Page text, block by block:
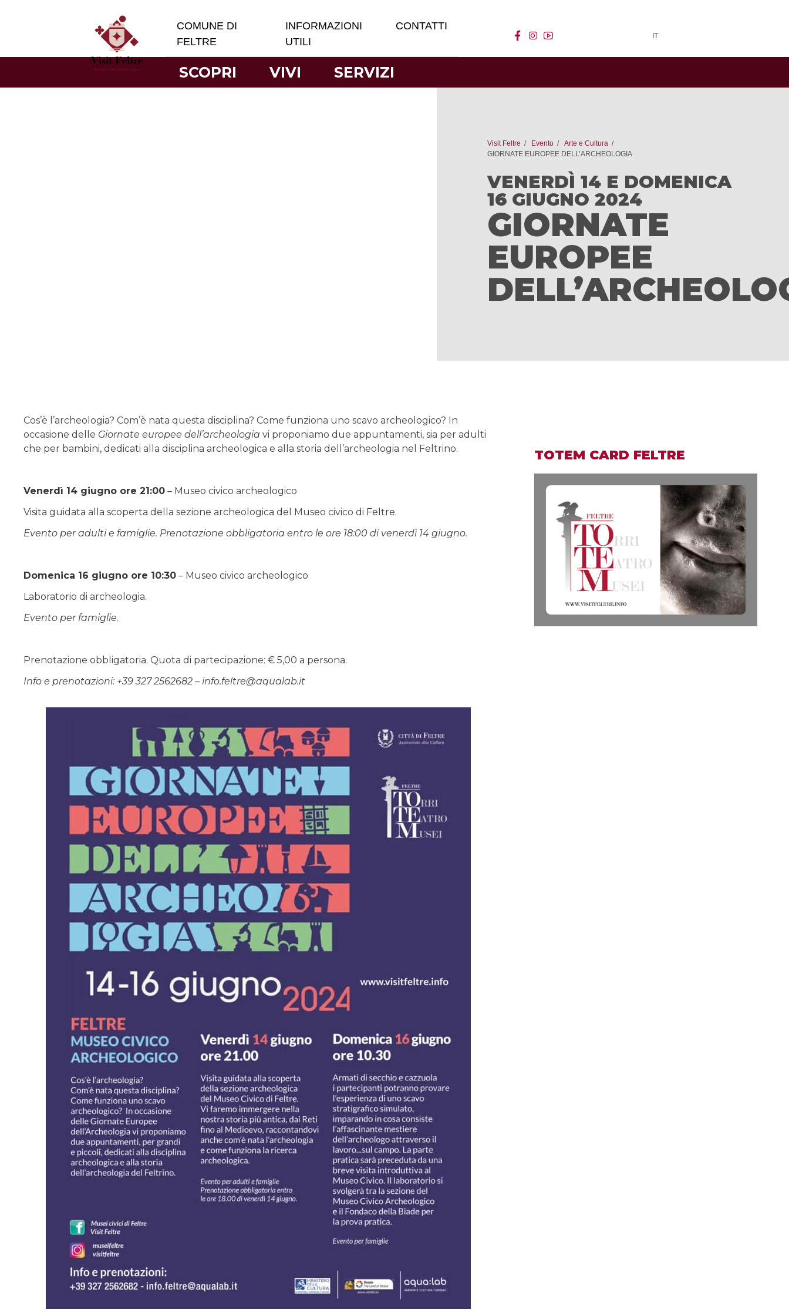
COMUNE DI
FELTRE
INFORMAZIONI
UTILI
CONTATTI
facebook
instagram IT
SCOPRI VIVI SERVIZI
Visit Feltre Evento
Arte e Cultura
GIORNATE EUROPEE DELL’ARCHEOLOGIA
VENERDÌ 14 E DOMENICA
16 GIUGNO 2024
GIORNATE
EUROPEE
Cos’è l’archeologia? Com’è nata questa disciplina? Come funziona uno scavo archeologico? In
occasione delle Giornate europee dell’archeologia vi proponiamo due appuntamenti, sia per adulti
che per bambini, dedicati alla disciplina archeologica e alla storia dell’archeologia nel Feltrino.
Venerdì 14 giugno ore 21:00 – Museo civico archeologico
Visita guidata alla scoperta della sezione archeologica del Museo civico di Feltre.
Evento per adulti e famiglie. Prenotazione obbligatoria entro le ore 18:00 di venerdì 14 giugno.
Domenica 16 giugno ore 10:30 – Museo civico archeologico
Laboratorio di archeologia.
Evento per famiglie.
Prenotazione obbligatoria. Quota di partecipazione: € 5,00 a persona.
Info e prenotazioni: +39 327 2562682 – info.feltre@aqualab.it
TOTEM CARD FELTRE